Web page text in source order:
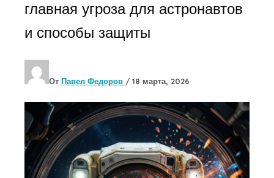
главная угроза для астронавтов
и способы защиты
От Павел Федоров / 18 марта, 2026